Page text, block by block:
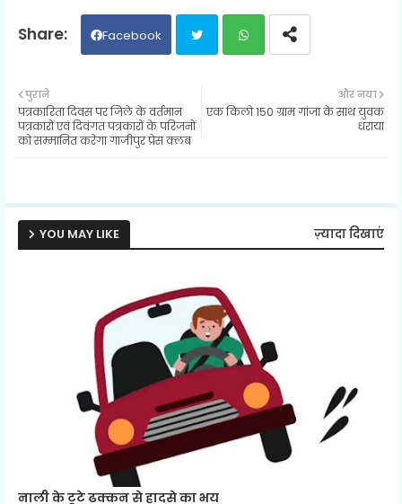
Facebook
ter ats
और नया
एक किलो 150 ग्राम गांजा के साथ युवक
धराया
पुराने
पत्रकारिता दिवस पर जिले के वर्तमान
पत्रकारों एवं दिवंगत पत्रकारों के परिजनों
को सम्मानित करेगा गाजीपुर प्रेस क्लब
YOU MAY LIKE ज़्यादा दिखाएं
नाली के टूटे ढक्कन से हादसे का भय